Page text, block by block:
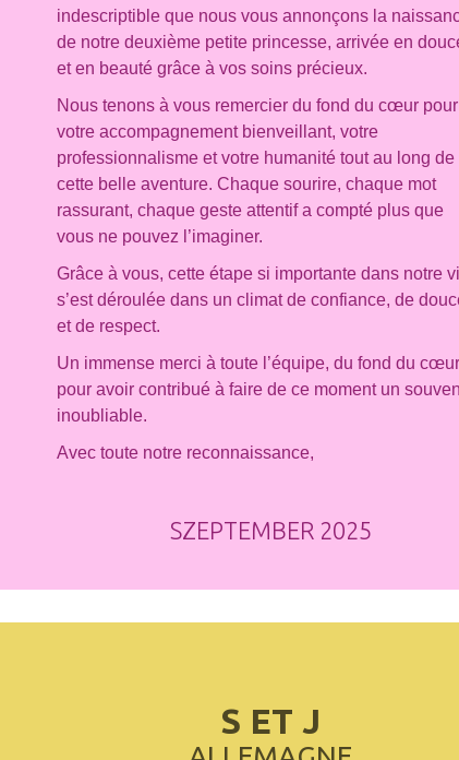
indescriptible que nous vous annonçons la
de notre deuxième petite princesse, arrivée en
et en beauté grâce à vos soins précieux.
Nous tenons à vous remercier du fond du cœur pour
votre accompagnement bienveillant, votre
professionnalisme et votre humanité tout au long de
cette belle aventure. Chaque sourire, chaque mot
rassurant, chaque geste attentif a compté plus que
vous ne pouvez l’imaginer.
Grâce à vous, cette étape si importante dans notre
s’est déroulée dans un climat de confiance, de
et de respect.
Un immense merci à toute l’équipe, du fond du
pour avoir contribué à faire de ce moment un
inoubliable.
Avec toute notre reconnaissance,
SZEPTEMBER 2025
S ET J